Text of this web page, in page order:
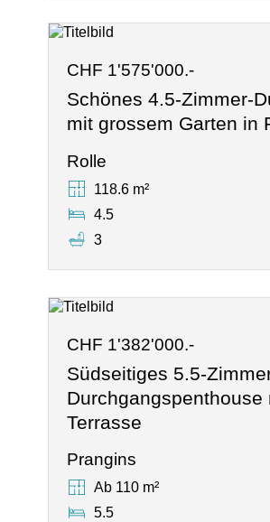
CHF 1'575'000.-
Schönes 4.5-Zimmer-
mit grossem Garten in
Rolle
118.6 m²
4.5
3
CHF 1'382'000.-
Südseitiges 5.5-
Durchgangspenthouse
Terrasse
Prangins
Ab 110 m²
5.5